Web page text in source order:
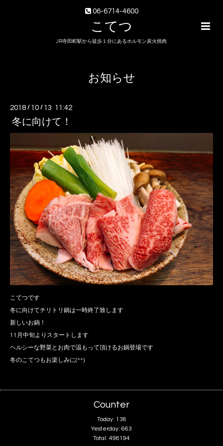
06-6714-4600
こてつ
JR寺田町駅から徒歩１分にあるホルモン炭火焼肉
お知らせ
2018 / 10 / 13 11:42
冬に向けて！
こてつです
冬に向けてチリトリ鍋は一時終了致します
新しいお鍋！
11月中旬よりスタートします
ヘルシーな野菜とお肉で温もって頂けるお鍋登場です
冬のこてつもお楽しみに(^^)
Counter
Today: 138
Yesterday: 663
Total: 498194